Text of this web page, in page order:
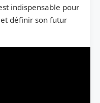
indispensable pour
définir son futur